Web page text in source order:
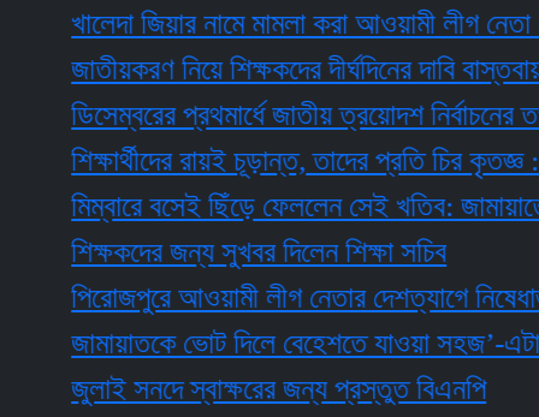
খালেদা জিয়ার নামে মামলা করা আওয়ামী লীগ নেতা
জাতীয়করণ নিয়ে শিক্ষকদের দীর্ঘদিনের দাবি বাস্তবায়ন
ডিসেম্বরের প্রথমার্ধে জাতীয় ত্রয়োদশ নির্বাচনের
শিক্ষার্থীদের রায়ই চূড়ান্ত, তাদের প্রতি চির কৃতজ্ঞ : এষা
মিম্বারে বসেই ছিঁড়ে ফেললেন সেই খতিব: জামায়াতের
শিক্ষকদের জন্য সুখবর দিলেন শিক্ষা সচিব
পিরোজপুরে আওয়ামী লীগ নেতার দেশত্যাগে নিষেধাজ্ঞা
জামায়াতকে ভোট দিলে বেহেশতে যাওয়া সহজ’-এটা
জুলাই সনদে স্বাক্ষরের জন্য প্রস্তুত বিএনপি